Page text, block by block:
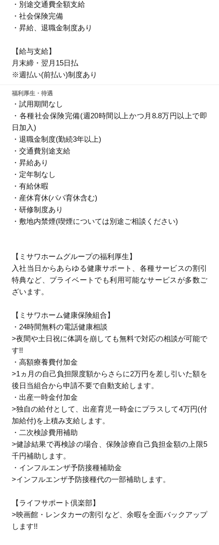
・別途交通費全額支給
・社会保険完備
・昇給、退職金制度あり
【給与支給】
月末締・翌月15日払
※週払い(前払い)制度あり
福利厚生・待遇
・試用期間なし
・各種社会保険完備(週20時間以上かつ月8.8万円以上で即
日加入)
・退職金制度(勤続3年以上)
・交通費別途支給
・昇給あり
・定年制なし
・有給休暇
・産休育休(パパ育休含む)
・研修制度あり
・敷地内禁煙(喫煙については別途ご相談ください)
【ミサワホームグループの福利厚生】
入社当日からあらゆる健康サポート、各種サービスの割引
特典など、プライベートでも利用可能なサービスが多数ご
ざいます。
【ミサワホーム健康保険組合】
・24時間無料の電話健康相談
>夜間や土日祝に体調を崩しても無料で対応の相談が可能で
す!!
・高額療養費付加金
>1ヵ月の自己負担限度額からさらに2万円を差し引いた額を
後日当組合から申請不要で自動支給します。
・出産一時金付加金
>独自の給付として、出産育児一時金にプラスして4万円(付
加給付)を上積み支給します。
・二次検診費用補助
>健診結果で再検診の場合、保険診療自己負担金額の上限5
千円補助します。
・インフルエンザ予防接種補助金
>インフルエンザ予防接種代の一部補助します。
【ライフサポート倶楽部】
>映画館・レンタカーの割引など、余暇を全面バックアップ
します!!